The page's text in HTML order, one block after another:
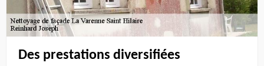
Des prestations diversifiées